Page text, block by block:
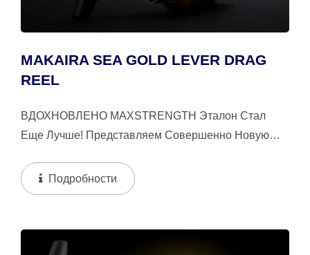
MAKAIRA SEA GOLD LEVER DRAG
REEL
ВДОХНОВЛЕНО MAXSTRENGTH Эталон Стал
Еще Лучше! Представляем Совершенно Новую
Стандартная...
Подробности